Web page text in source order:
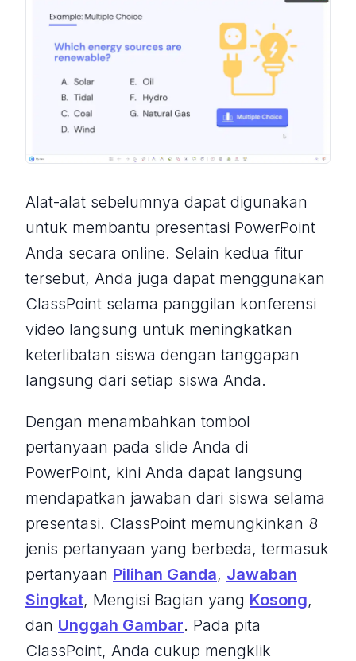
Alat-alat sebelumnya dapat digunakan
untuk membantu presentasi PowerPoint
Anda secara online. Selain kedua fitur
tersebut, Anda juga dapat menggunakan
ClassPoint selama panggilan konferensi
video langsung untuk meningkatkan
keterlibatan siswa dengan tanggapan
langsung dari setiap siswa Anda.
Dengan menambahkan tombol
pertanyaan pada slide Anda di
PowerPoint, kini Anda dapat langsung
mendapatkan jawaban dari siswa selama
presentasi. ClassPoint memungkinkan 8
jenis pertanyaan yang berbeda, termasuk
pertanyaan Pilihan Ganda, Jawaban
Singkat, Mengisi Bagian yang Kosong,
dan Unggah Gambar. Pada pita
ClassPoint, Anda cukup mengklik